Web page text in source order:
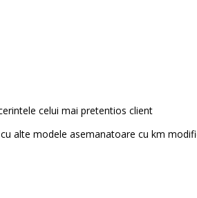
celui mai pretentios client
alte modele asemanatoare cu km